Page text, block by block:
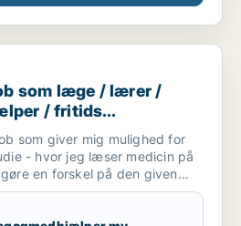
læge / lærer / pædagogmedhjælper
som læge / lærer /
/ fritids
som giver mig mulighed for
- hvor jeg læser medicin på
en forskel på den given